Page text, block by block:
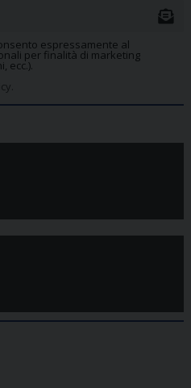
espressamente al
per finalità di marketing
ecc.).